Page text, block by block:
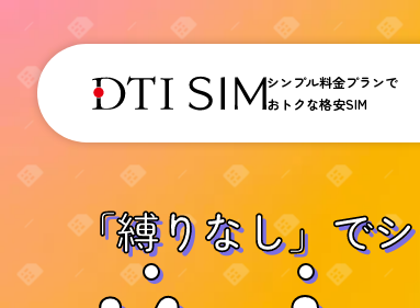
シンプル料金プランで
おトクな格安SIM
「縛りなし」で